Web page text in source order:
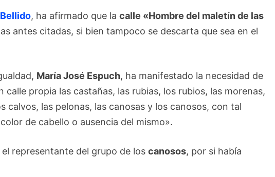
, ha afirmado que lacalle «Hombre del maletín de las
antes citadas, si bien tampoco se descarta que sea en el
María José Espuch, ha manifestado la necesidad de
propia las castañas, las rubias, los rubios, las morenas,
calvos, las pelonas, las canosas y los canosos, con tal
de cabello o ausencia del mismo».
representante del grupo de loscanosos, por si había